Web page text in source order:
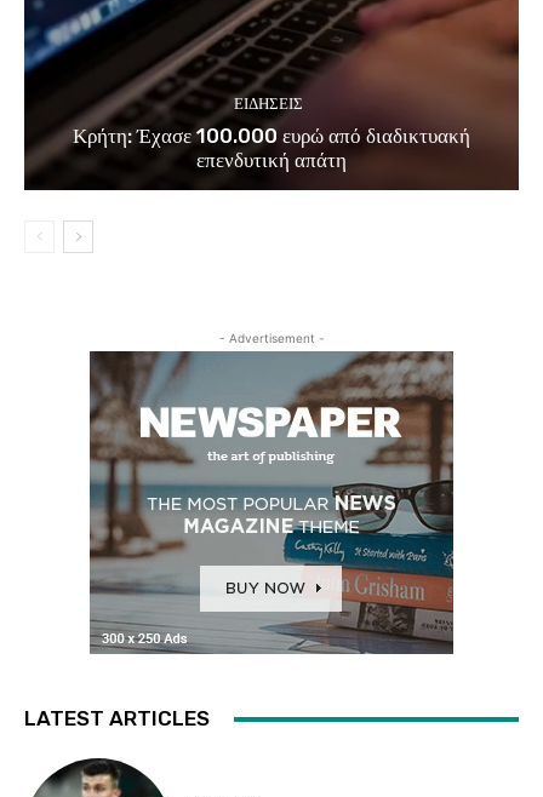
ΕΙΔΗΣΕΙΣ
Κρήτη: Έχασε 100.000 ευρώ από διαδικτυακή
επενδυτική απάτη
- Advertisement -
LATEST ARTICLES